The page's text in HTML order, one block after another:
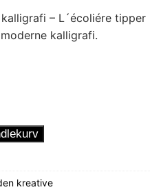
– L´écoliére tipper
kalligrafi.
kreative